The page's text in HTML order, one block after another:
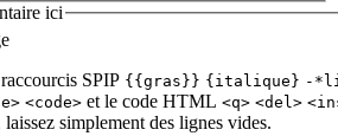
ici
SPIP {{gras}} {italique} -
<code> et le code HTML <q> <del>
laissez simplement des lignes vides.